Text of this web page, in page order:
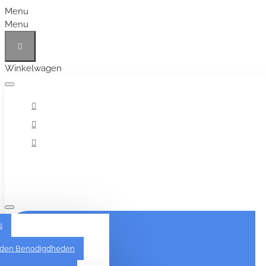
Menu
Menu
Winkelwagen
Alles
Benodigdheden